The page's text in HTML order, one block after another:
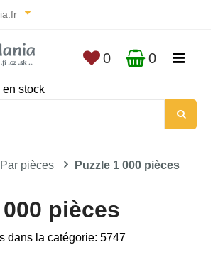
en stock
0 0
Par pièces Puzzle 1 000 pièces
pièces
dans la catégorie: 5747